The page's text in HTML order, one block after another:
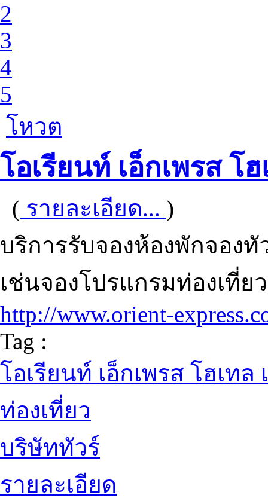
2
3
4
5
โหวต
โอเรียนท์ เอ็กเพรส โ
( รายละเอียด... )
บริการรับจองห้องพักจอง
เช่นจองโปรแกรมท่องเที่ย
http://www.orient-
Tag :
โอเรียนท์ เอ็กเพรส โฮเท
ท่องเที่ยว
บริษัททัวร์
รายละเอียด